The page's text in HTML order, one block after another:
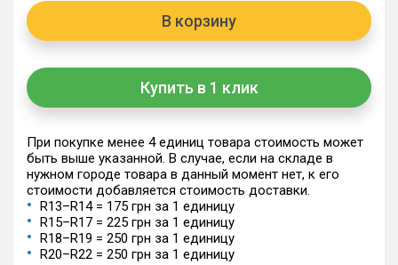
В корзину
Купить в 1 клик
При покупке менее 4 единиц товара стоимость может
быть выше указанной. В случае, если на складе в
нужном городе товара в данный момент нет, к его
стоимости добавляется стоимость доставки.
R13–R14 = 175 грн за 1 единицу
R15–R17 = 225 грн за 1 единицу
R18–R19 = 250 грн за 1 единицу
R20–R22 = 250 грн за 1 единицу